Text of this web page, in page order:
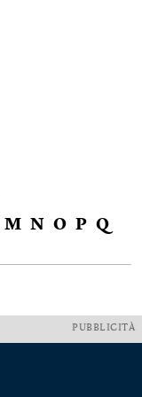
M N O P Q
PUBBLICITÀ